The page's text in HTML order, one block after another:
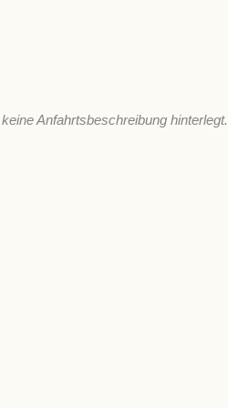
Anfahrtsbeschreibung hinterlegt.